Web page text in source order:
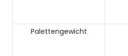
Palettengewicht